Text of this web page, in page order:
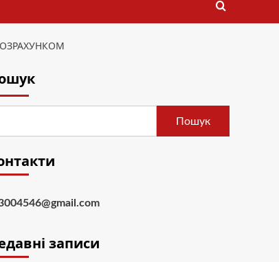
Пошук
записи